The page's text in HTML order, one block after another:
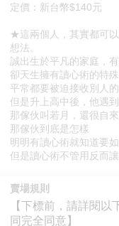
定價：新台幣$140元
★這兩個人，其實都可
想法。
誠出生於平凡的家庭，
卻天生擁有讀心術的特殊
平常都要被迫接收別人的
但是升上高中後，他遇
那傢伙叫若月，還很自
那傢伙到底是怎樣
明明有讀心術就知道要
但是讀心術不管用反而
賣場規則